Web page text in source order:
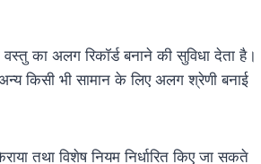
का अलग रिकॉर्ड बनाने की सुविधा देता है।
किसी भी सामान के लिए अलग श्रेणी बनाई
तथा विशेष नियम निर्धारित किए जा सकते